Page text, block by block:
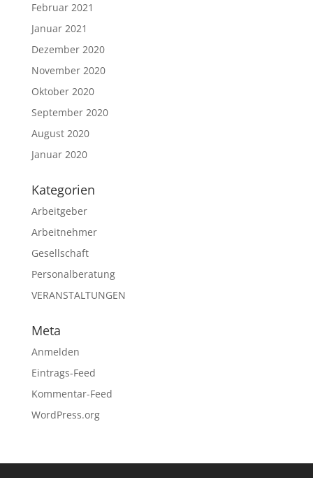
Februar 2021
Januar 2021
Dezember 2020
November 2020
Oktober 2020
September 2020
August 2020
Januar 2020
Kategorien
Arbeitgeber
Arbeitnehmer
Gesellschaft
Personalberatung
VERANSTALTUNGEN
Meta
Anmelden
Eintrags-Feed
Kommentar-Feed
WordPress.org